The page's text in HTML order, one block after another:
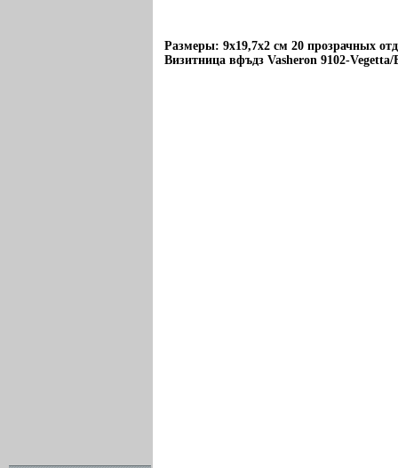
Размеры: 9х19,7х2 см 20 прозрачных
Визитница вфъдз Vasheron 9102-Vegetta/